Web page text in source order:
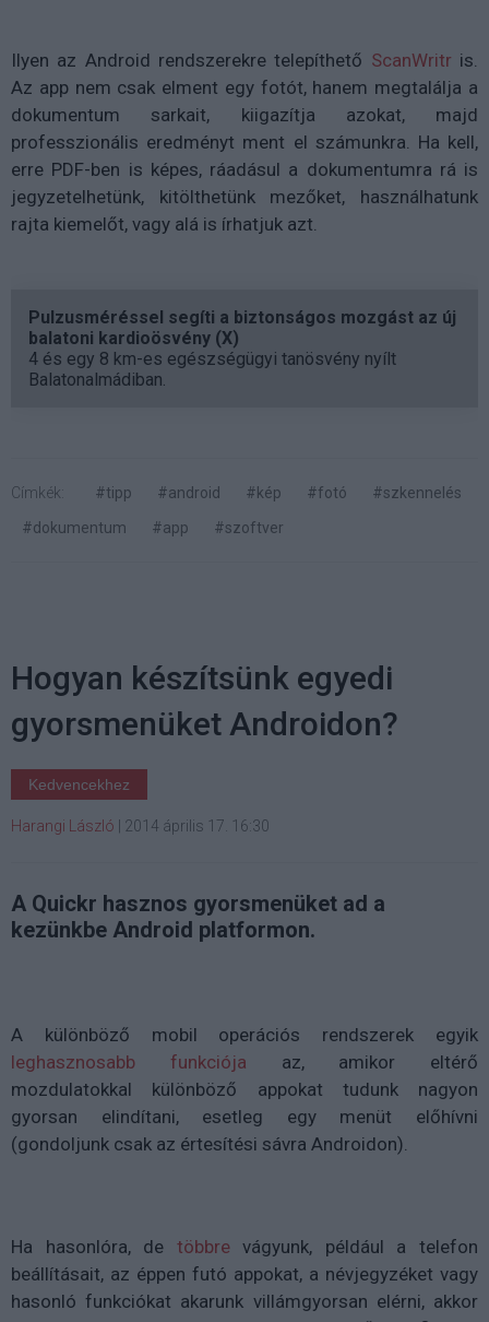
Ilyen az Android rendszerekre telepíthető ScanWritr is.
Az app nem csak elment egy fotót, hanem megtalálja a
dokumentum sarkait, kiigazítja azokat, majd
professzionális eredményt ment el számunkra. Ha kell,
erre PDF-ben is képes, ráadásul a dokumentumra rá is
jegyzetelhetünk, kitölthetünk mezőket, használhatunk
rajta kiemelőt, vagy alá is írhatjuk azt.
Pulzusméréssel segíti a biztonságos mozgást az új
balatoni kardioösvény (X)
4 és egy 8 km-es egészségügyi tanösvény nyílt
Balatonalmádiban.
Címkék: #tipp #android #kép #fotó
#szkennelés
#dokumentum
#app #szoftver
Hogyan készítsünk egyedi
gyorsmenüket Androidon?
Kedvencekhez
Harangi László 2014 április 17. 16:30
A Quickr hasznos gyorsmenüket ad a
kezünkbe Android platformon.
A különböző mobil operációs rendszerek egyik
leghasznosabb funkciója az, amikor eltérő
mozdulatokkal különböző appokat tudunk nagyon
gyorsan elindítani, esetleg egy menüt előhívni
(gondoljunk csak az értesítési sávra Androidon).
Ha hasonlóra, de többrevágyunk, például a telefon
beállításait, az éppen futó appokat, a névjegyzéket vagy
hasonló funkciókat akarunk villámgyorsan elérni, akkor